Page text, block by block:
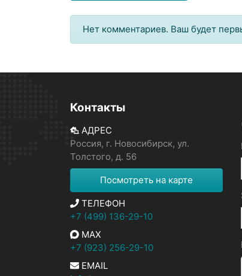
Нет комментариев. Ваш будет
Контакты
АДРЕС
Россия, г. Новосибирск, ул.
Толстого, д. 56
Посмотреть на карте
ТЕЛЕФОН
+7 (499) 136-29-10
MAX
+7 (923) 256-29-10
EMAIL